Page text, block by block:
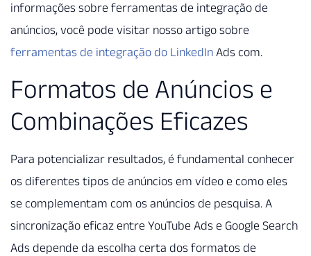
informações sobre ferramentas de integração de
anúncios, você pode visitar nosso artigo sobre
ferramentas de integração do LinkedIn Ads com.
Formatos de Anúncios e
Combinações Eficazes
Para potencializar resultados, é fundamental conhecer
os diferentes tipos de anúncios em vídeo e como eles
se complementam com os anúncios de pesquisa. A
sincronização eficaz entre YouTube Ads e Google Search
Ads depende da escolha certa dos formatos de